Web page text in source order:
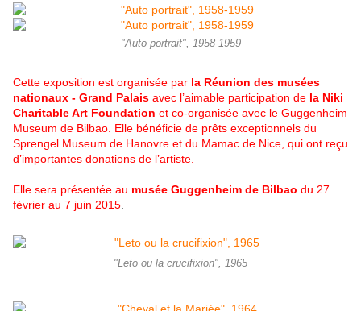
"Auto portrait", 1958-1959
Cette exposition est organisée par la Réunion des musées
nationaux - Grand Palais avec l’aimable participation de la Niki
Charitable Art Foundation et co-organisée avec le Guggenheim
Museum de Bilbao. Elle bénéficie de prêts exceptionnels du
Sprengel Museum de Hanovre et du Mamac de Nice, qui ont reçu
d’importantes donations de l’artiste.
Elle sera présentée au musée Guggenheim de Bilbao du 27
février au 7 juin 2015
"Leto ou la crucifixion", 1965